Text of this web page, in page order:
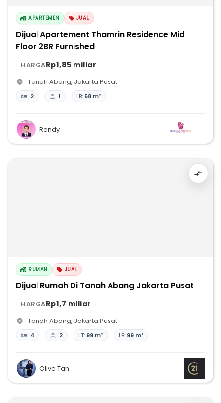
APARTEMEN JUAL
Dijual Apartement Thamrin Residence Mid
Floor 2BR Furnished
HARGARp1,85 miliar
Tanah Abang, Jakarta Pusat
2 1 LB: 58 m²
Rendy
RUMAH JUAL
Dijual Rumah Di Tanah Abang Jakarta Pusat
HARGARp1,7 miliar
Tanah Abang, Jakarta Pusat
4 2 LT: 99 m² LB: 99 m²
Olive Tan